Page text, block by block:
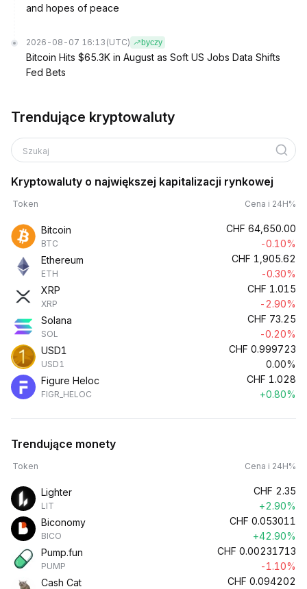
and hopes of peace
2026-08-07 16:13 (UTC) byczy
Bitcoin Hits $65.3K in August as Soft US Jobs Data Shifts
Fed Bets
Trendujące kryptowaluty
Szukaj
Kryptowaluty o największej kapitalizacji rynkowej
Token Cena i 24H%
Bitcoin
BTC
CHF 64,650.00
-0.10%
Ethereum
ETH
CHF 1,905.62
-0.30%
XRP
XRP
CHF 1.015
-2.90%
Solana
SOL
CHF 73.25
-0.20%
USD1
USD1
CHF 0.999723
0.00%
Figure Heloc
FIGR_HELOC
CHF 1.028
+0.80%
Trendujące monety
Token Cena i 24H%
Lighter
LIT
CHF 2.35
+2.90%
Biconomy
BICO
CHF 0.053011
+42.90%
Pump.fun
PUMP
CHF 0.00231713
-1.10%
Cash Cat
CHF 0.094202